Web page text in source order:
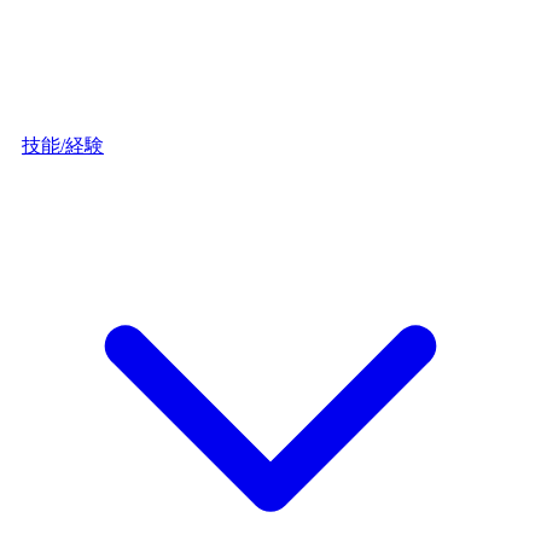
技能/経験